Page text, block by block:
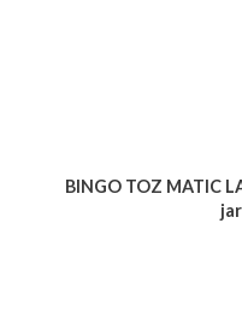
BINGO TOZ MATIC